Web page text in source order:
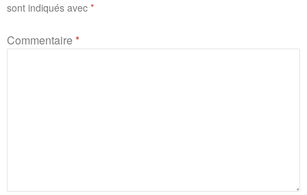
sont indiqués avec *
Commentaire*